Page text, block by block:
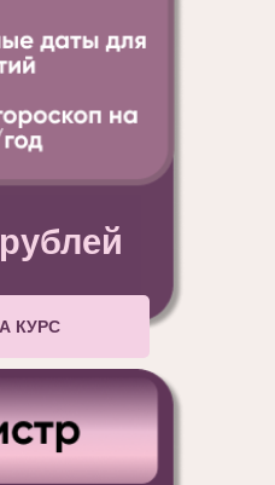
КУРС